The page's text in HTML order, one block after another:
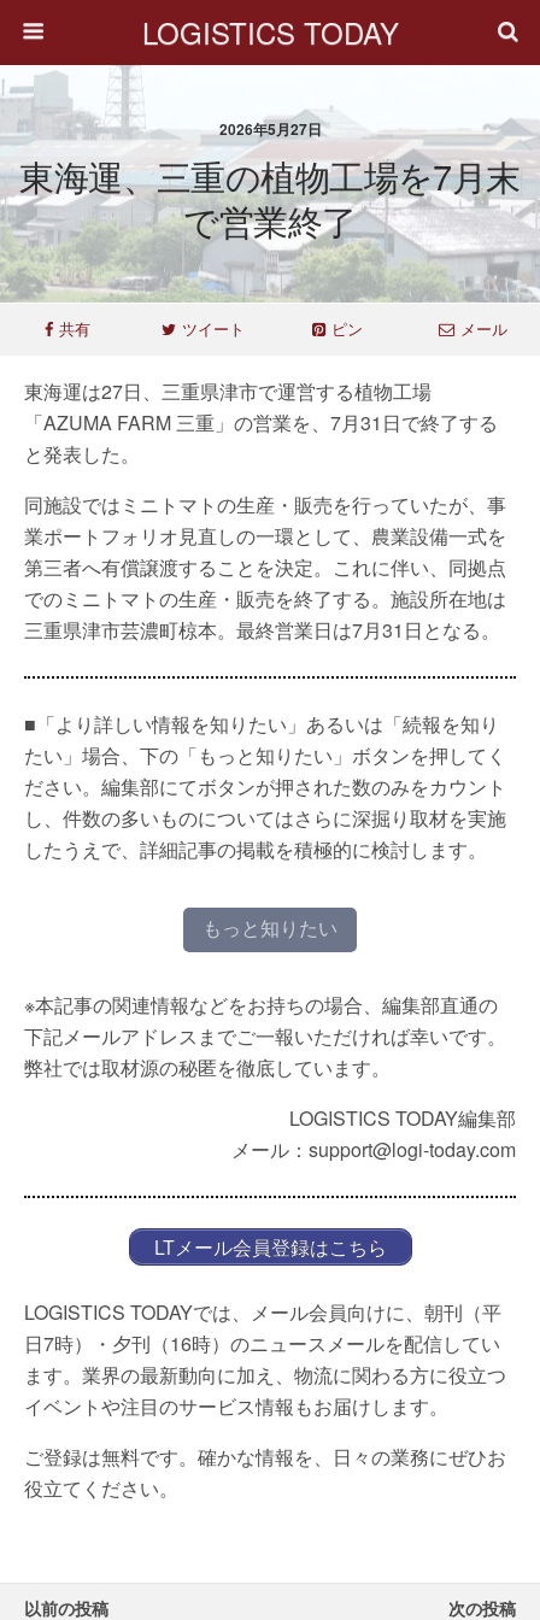
LOGISTICS TODAY
2026年5月27日
東海運、三重の植物工場を7月末
で営業終了
共有 ツイート ピン メール
東海運は27日、三重県津市で運営する植物工場
「AZUMA FARM 三重」の営業を、7月31日で終了する
と発表した。
同施設ではミニトマトの生産・販売を行っていたが、事
業ポートフォリオ見直しの一環として、農業設備一式を
第三者へ有償譲渡することを決定。これに伴い、同拠点
でのミニトマトの生産・販売を終了する。施設所在地は
三重県津市芸濃町椋本。最終営業日は7月31日となる。
■「より詳しい情報を知りたい」あるいは「続報を知り
たい」場合、下の「もっと知りたい」ボタンを押してく
ださい。編集部にてボタンが押された数のみをカウント
し、件数の多いものについてはさらに深掘り取材を実施
したうえで、詳細記事の掲載を積極的に検討します。
もっと知りたい
※本記事の関連情報などをお持ちの場合、編集部直通の
下記メールアドレスまでご一報いただければ幸いです。
弊社では取材源の秘匿を徹底しています。
LOGISTICS TODAY編集部
メール：support@logi-today.com
LTメール会員登録はこちら
LOGISTICS TODAYでは、メール会員向けに、朝刊（平
日7時）・夕刊（16時）のニュースメールを配信してい
ます。業界の最新動向に加え、物流に関わる方に役立つ
イベントや注目のサービス情報もお届けします。
ご登録は無料です。確かな情報を、日々の業務にぜひお
役立てください。
以前の投稿 次の投稿